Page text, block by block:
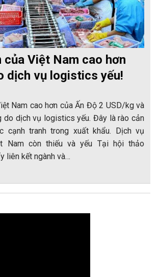
của Việt Nam cao hơn
dịch vụ logistics yếu!
Nam cao hơn của Ấn Độ 2 USD/kg và
do dịch vụ logistics yếu. Đây là rào cản
cạnh tranh trong xuất khẩu. Dịch vụ
Nam còn thiếu và yếu Tại hội thảo
liên kết ngành và…